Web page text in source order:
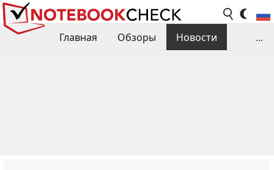
Главная Обзоры
Новости
...